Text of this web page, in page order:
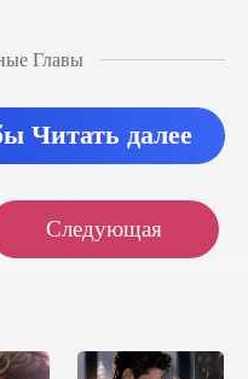
Главы
Читать далее
Следующая